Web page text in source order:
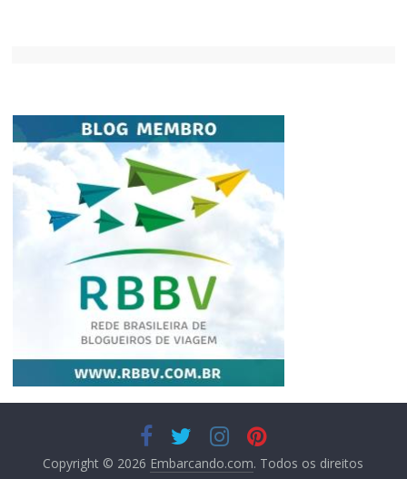
Copyright © 2026 Embarcando.com. Todos os direitos